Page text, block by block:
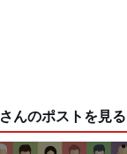
んのポストを見る